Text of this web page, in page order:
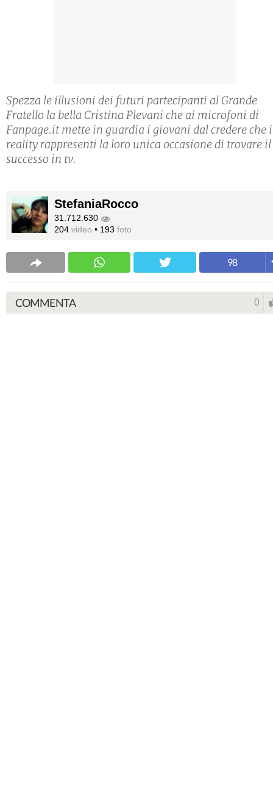
Spezza le illusioni dei futuri partecipanti al Grande
Fratello la bella Cristina Plevani che ai microfoni di
Fanpage.it mette in guardia i giovani dal credere che
reality rappresenti la loro unica occasione di trovare il
successo in tv.
StefaniaRocco
31.712.630
204 video • 193 foto
98
COMMENTA 0